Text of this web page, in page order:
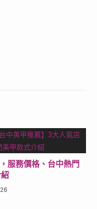
服務價格、台中熱門